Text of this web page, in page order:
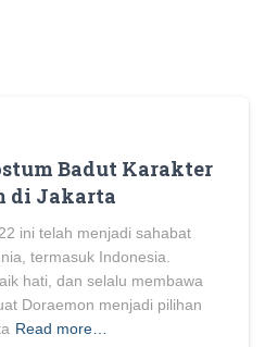
Badut Karakter
di Jakarta
ini telah menjadi sahabat
termasuk Indonesia.
hati, dan selalu membawa
Doraemon menjadi pilihan
Read more…